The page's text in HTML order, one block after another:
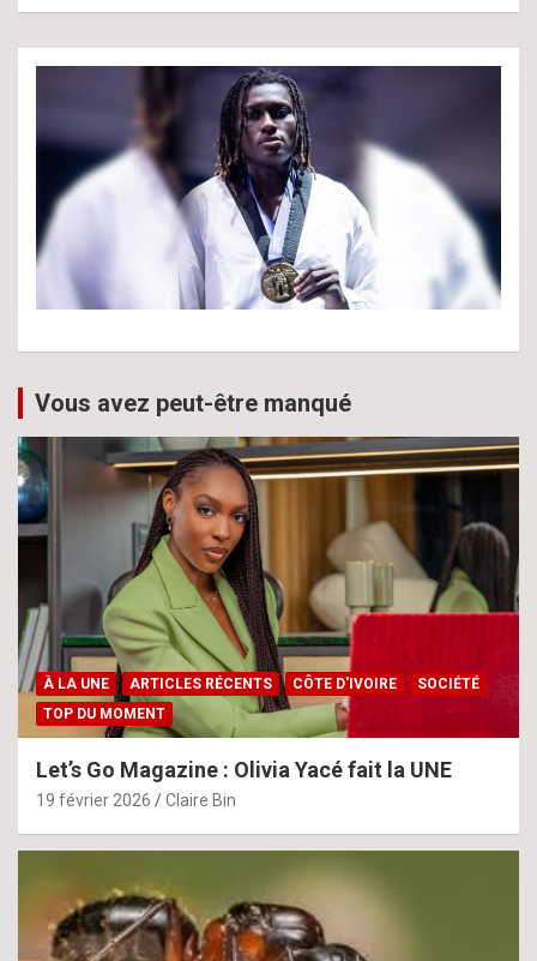
Vous avez peut-être manqué
À LA UNE ARTICLES RÉCENTS CÔTE D'IVOIRE
SOCIÉTÉ
TOP DU MOMENT
Let’s Go Magazine : Olivia Yacé fait la UNE
19 février 2026 Claire Bin